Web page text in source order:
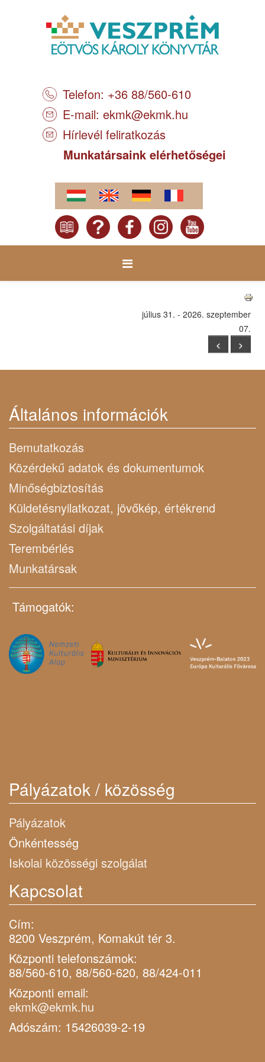
Telefon: +36 88/560-610
E-mail: ekmk@ekmk.hu
Hírlevél feliratkozás
Munkatársaink elérhetőségei
július 31. - 2026. szeptember
07.
<
>
Általános információk
Bemutatkozás
Közérdekű adatok és dokumentumok
Minőségbiztosítás
Küldetésnyilatkozat, jövőkép, értékrend
Szolgáltatási díjak
Terembérlés
Munkatársak
Támogatók:
Pályázatok / közösség
Pályázatok
Önkéntesség
Iskolai közösségi szolgálat
Kapcsolat
Cím:
8200 Veszprém, Komakút tér 3.
Központi telefonszámok:
88/560-610, 88/560-620, 88/424-011
Központi email:
ekmk@ekmk.hu
Adószám: 15426039-2-19